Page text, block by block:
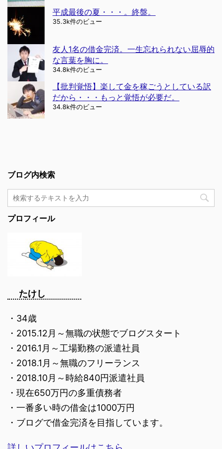
平成最後の夏・・・。終盤。
35.3k件のビュー
友人1名の借金完済。一生忘れられない屈辱的
な言葉を胸に。
34.8k件のビュー
【批判覚悟】楽して金を稼ごうとしている訳
だから・・・もっと覚悟が必要だ。
34.8k件のビュー
ブログ内検索
プロフィール
たけし
・34歳
・2015.12月～無職の状態でブログスタート
・2016.1月～工場勤務の派遣社員
・2018.1月～無職のフリーランス
・2018.10月～時給840円派遣社員
・現在650万円の多重債務者
・一番多い時の借金は1000万円
・ブログで借金完済を目指しています。